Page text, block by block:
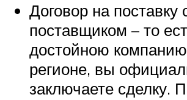
Договор на
поставщиком – то
достойною
регионе, вы
заключаете сделку.